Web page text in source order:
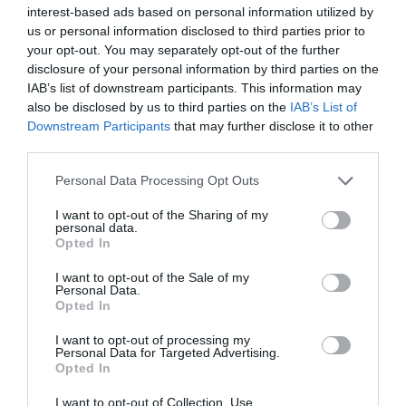
interest-based ads based on personal information utilized by
us or personal information disclosed to third parties prior to
your opt-out. You may separately opt-out of the further
disclosure of your personal information by third parties on the
IAB’s list of downstream participants. This information may
also be disclosed by us to third parties on the IAB’s List of
Downstream Participants that may further disclose it to other
Personal Data Processing Opt Outs
I want to opt-out of the Sharing of my
personal data.
Opted In
I want to opt-out of the Sale of my
Personal Data.
Opted In
I want to opt-out of processing my
Personal Data for Targeted Advertising.
Opted In
I want to opt-out of Collection, Use,
los costes salariales, Pellón argumenta que la clave
está en “darle cada vez más valor a la cuota añadiendo
contenidos y servicios, pero sin cobrar más por ello”.
De ahí la ofensiva digital y la boutiquización de los
clubes al calor de las nuevas tendencias.
Otra vía con el que la empresa espera crecer es a
través de su propia marca de ropa deportiva y
athleisureThe Club, lanzada en 2020 y que en el
presente en cinco clubes con tienda propia; corners en
como LAB La Marca, y la previsión es seguir creciendo
en este tipo de establecimientos en Madrid y
Barcelona.
Será en tiendas multimarca de moda que hasta
ahora no vendían prendas deportivas y que han visto
en The Club un aliado para cubrir el ámbito del
ya sean retail u online, siempre y cuando sean acordes
con la filosofía de la marca y el perfil de alta gama de
nuestros productos”, describe Pellón.
El directivo reconoce que, aunque 2022 empieza